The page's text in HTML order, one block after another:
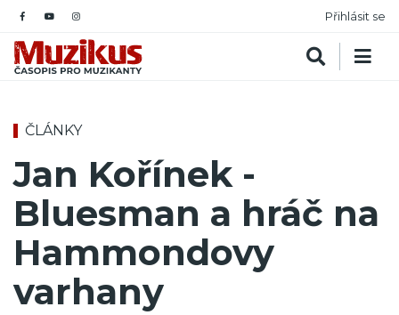
Přihlásit se
ČLÁNKY
Jan Kořínek -
Bluesman a hráč na
Hammondovy
varhany